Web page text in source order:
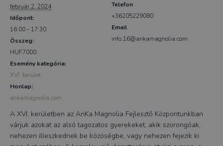
február 2, 2024
Időpont:
16:00 - 17:30
Összeg:
HUF7000
Esemény kategória:
XVI. kerület
Honlap:
ankamagnolia.com
Telefon
+36205229080
Email
info.16@ankamagnolia.com
A XVI. kerületben az AnKa Magnolia Fejlesztő Központunkban
várjuk azokat az alsó tagozatos gyerekeket, akik szorongóak,
nehezen illeszkednek be közöségbe, vagy nehezen fejezik ki